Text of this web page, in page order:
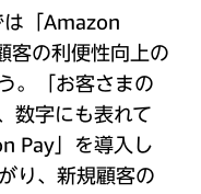
は「Amazon
客の利便性向上の
。「お客さまの
数字にも表れて
Pay」を導入し
り、新規顧客の